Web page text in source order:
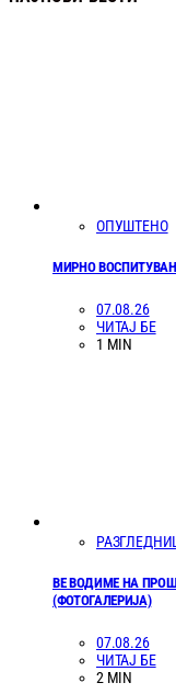
ОПУШТЕНО
МИРНО
07.08.26
ЧИТАЈ БЕ
1 MIN
ВЕ ВОДИМЕ НА
(ФОТОГАЛЕРИЈА)
07.08.26
ЧИТАЈ БЕ
2 MIN